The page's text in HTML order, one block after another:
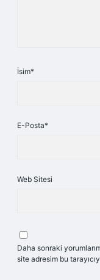
İsim*
E-Posta*
Web Sitesi
Daha sonraki
site adresim bu